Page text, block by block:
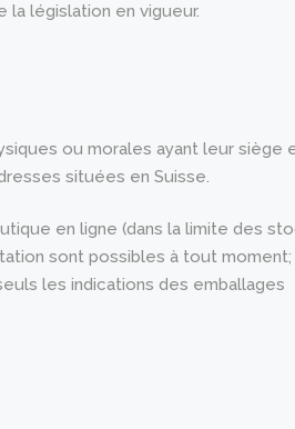
législation en vigueur.
ou morales ayant leur siège
situées en Suisse.
en ligne (dans la limite des
sont possibles à tout moment;
les indications des emballages